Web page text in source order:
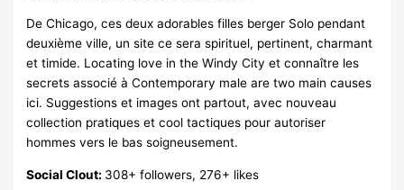
De Chicago, ces deux adorables filles berger Solo pendant
deuxième ville, un site ce sera spirituel, pertinent, charmant
et timide. Locating love in the Windy City et connaître les
secrets associé à Contemporary male are two main causes
ici. Suggestions et images ont partout, avec nouveau
collection pratiques et cool tactiques pour autoriser
hommes vers le bas soigneusement.
Social Clout: 308+ followers, 276+ likes